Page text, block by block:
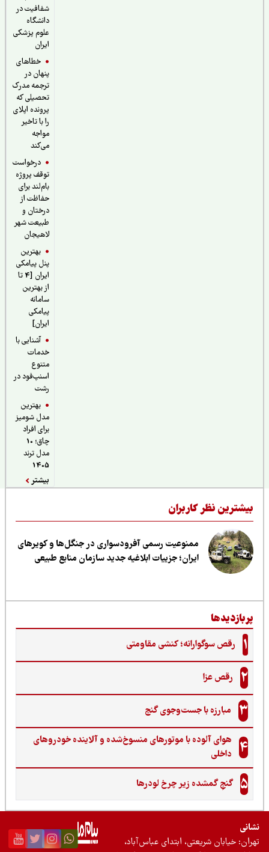
شفافیت در
دانشگاه
علوم پزشکی
خطاهای
پنهان در
ترجمه مدرک
تحصیلی که
پرونده اپلای
را با تاخیر
درخواست
توقف پروژه
بام‌لند برای
حفاظت از
درختان و
طبیعت شهر
لاهیجان
بهترین
پنل پیامکی
ایران [4 تا
از بهترین
سامانه
پیامکی
آشنایی با
خدمات
اسنپ‌فود در
بهترین
مدل شومیز
برای افراد
چاق؛ 10
مدل ترند
نظر کاربران
ممنوعیت رسمی آفرودسواری در جنگل‌ها و کویرهای
ایران؛ جزییات ابلاغیه جدید سازمان منابع طبیعی
رقص سوگوارانه؛ کنشی مقاومتی
رقص عزا
مبارزه با جست‌وجوی گنج‌
هوای آلوده با موتورهای منسوخ‌شده و آلاینده خودروهای
داخلی
گنجِ گمشده زیر چرخ لودرها
خیابان شریعتی، ابتدای عباس‌آباد،